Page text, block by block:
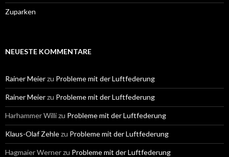
Zuparken
NEUESTE KOMMENTARE
Rainer Meierzu Probleme mit der Luftfederung
Rainer Meierzu Probleme mit der Luftfederung
Harhammer Willizu Probleme mit der Luftfederung
Klaus-Olaf Zehlezu Probleme mit der Luftfederung
Hagmaier Wernerzu Probleme mit der Luftfederung